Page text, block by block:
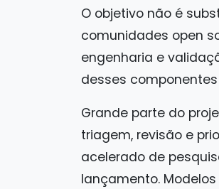
O objetivo não é
comunidades open
engenharia e
desses
Grande parte do
triagem, revisão e
acelerado de
lançamento.